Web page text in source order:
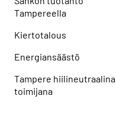
Tampereella
Kiertotalous
Energiansäästö
Tampere hiilineutraalina
toimijana